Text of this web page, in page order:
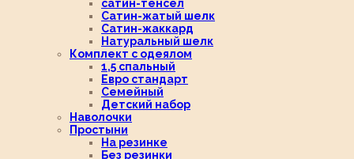
сатин-тенсел
Сатин-жатый шелк
Сатин-жаккард
Натуральный шелк
Комплект с одеялом
1,5 спальный
Евро стандарт
Семейный
Детский набор
Наволочки
Простыни
На резинке
Без резинки